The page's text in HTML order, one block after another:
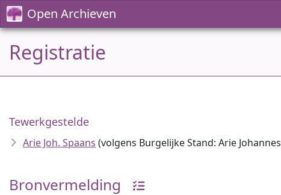
Open Archieven
Registratie
Tewerkgestelde
Arie Joh. Spaans (volgens Burgelijke Stand: Arie
Bronvermelding